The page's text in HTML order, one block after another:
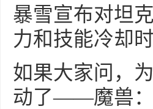
暴雪宣布对坦
力和技能冷却
如果大家问，
动了——魔兽：